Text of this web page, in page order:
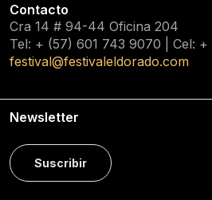
Contacto
Cra 14 # 94-44 Oficina 204
Tel: + (57) 601 743 9070 | Cel:
festival@festivaleldorado.com
Newsletter
Suscribir